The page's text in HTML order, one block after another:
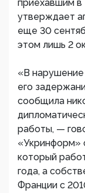
приехавшим в
утверждает
еще 30
этом лишь 2
«В
его
сообщила
работы, —
«Укринформ»
который
года, а
Франции с